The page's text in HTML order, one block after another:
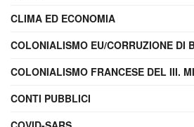
CLIMA ED ECONOMIA
COLONIALISMO EU/CORRUZIONE DI
COLONIALISMO FRANCESE DEL III.
CONTI PUBBLICI